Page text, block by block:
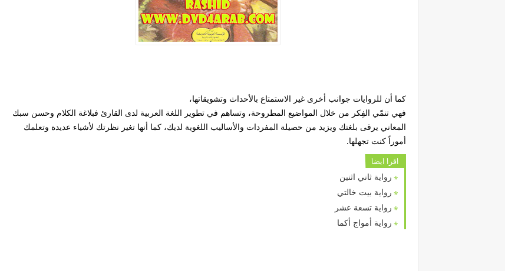
كما أن للروايات جوانب أخرى غير الاستمتاع بالأحداث وتشويقاتها،
فهي تنمّي الفِكر من خلال المواضيع المطروحة، وتساهم في تطوير اللغة العربية لدى القارئ فبلاغة الكلام وحسن سبك
المعاني يرقى بلغتك ويزيد من حصيلة المفردات والأساليب اللغوية لديك، كما أنها تغير نظرتك لأشياء عديدة وتعلمك
أموراً كنت تجهلها.
اقرا ايضا
رواية ثاني اثنين
رواية بيت خالتي
رواية تسعة عشر
رواية أمواج أكما